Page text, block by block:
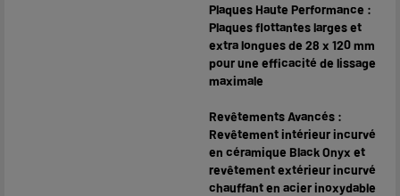
Plaques Haute Performance :
Plaques flottantes larges et
extra longues de 28 x 120 mm
pour une efficacité de lissage
maximale
Revêtements Avancés :
Revêtement intérieur incurvé
en céramique Black Onyx et
revêtement extérieur incurvé
chauffant en acier inoxydable